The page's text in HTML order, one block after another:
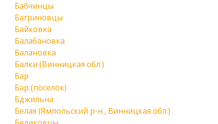
Бабчинцы
Багриновцы
Байковка
Балабановка
Балановка
Балки (Винницкая обл.)
Бар
Бар (поселок)
Бджильна
Белая (Ямпольский р-н., Винницкая обл.)